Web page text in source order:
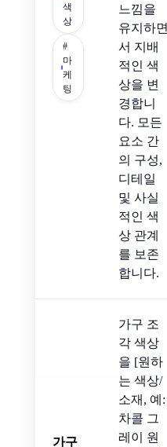
색
상
#
마
케
팅
느낌을
유지하면
서 지배
적인 색
상을 변
경합니
다. 모든
요소 간
의 구성,
디테일
및 사실
적인 색
상 관계
를 보존
합니다.
가구
가구 조
각 색상
을 [원하
는 색상/
소재, 예:
차콜 그
레이 원